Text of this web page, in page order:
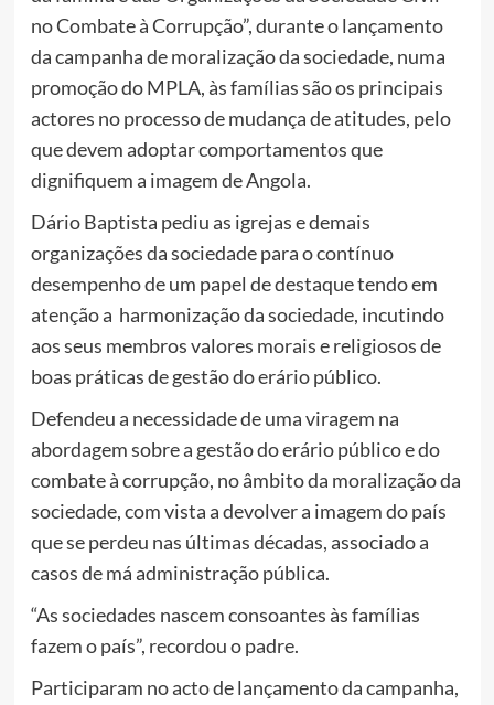
no Combate à Corrupção”, durante o lançamento
da campanha de moralização da sociedade, numa
promoção do MPLA, às famílias são os principais
actores no processo de mudança de atitudes, pelo
que devem adoptar comportamentos que
dignifiquem a imagem de Angola.
Dário Baptista pediu as igrejas e demais
organizações da sociedade para o contínuo
desempenho de um papel de destaque tendo em
atenção a harmonização da sociedade, incutindo
aos seus membros valores morais e religiosos de
boas práticas de gestão do erário público.
Defendeu a necessidade de uma viragem na
abordagem sobre a gestão do erário público e do
combate à corrupção, no âmbito da moralização da
sociedade, com vista a devolver a imagem do país
que se perdeu nas últimas décadas, associado a
casos de má administração pública.
“As sociedades nascem consoantes às famílias
fazem o país”, recordou o padre.
Participaram no acto de lançamento da campanha,